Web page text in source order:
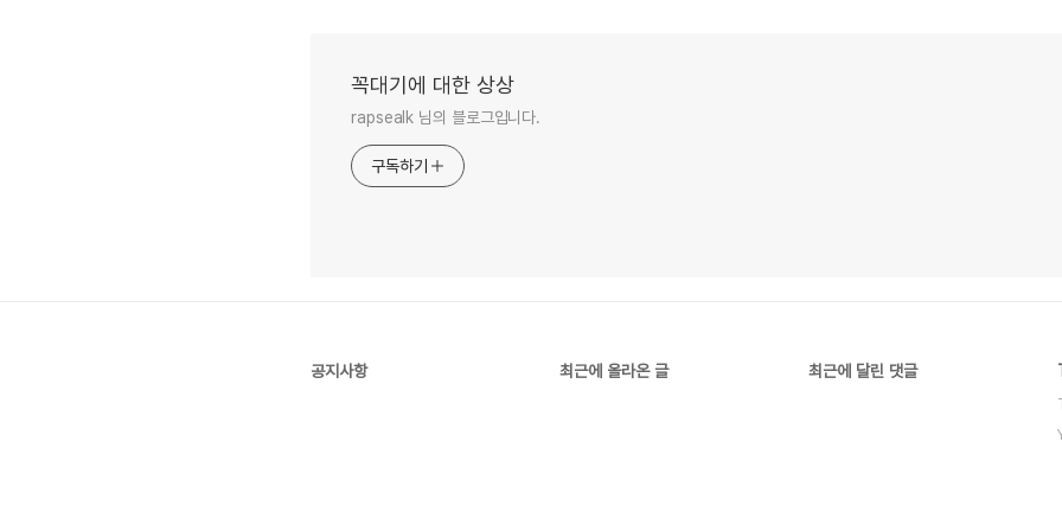
꼭대기에 대한 상상
rapsealk 님의 블로그입니다.
구독하기
공지사항 최근에 올라온 글 최근에 달린 댓글